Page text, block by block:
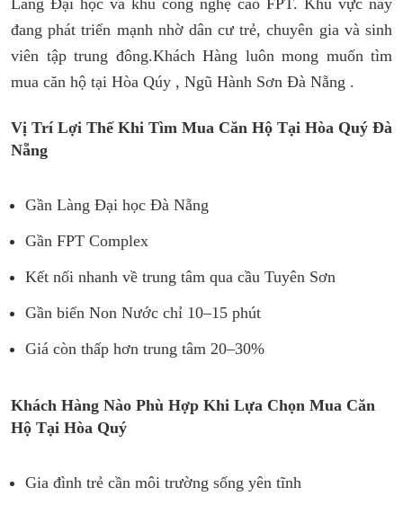
đang phát triển mạnh nhờ dân cư trẻ, chuyên gia và sinh
viên tập trung đông.Khách Hàng luôn mong muốn tìm
mua căn hộ tại Hòa Qúy , Ngũ Hành Sơn Đà Nẵng .
Vị Trí Lợi Thế Khi Tìm Mua Căn Hộ Tại Hòa Quý Đà
Nẵng
Gần Làng Đại học Đà Nẵng
Gần FPT Complex
Kết nối nhanh về trung tâm qua cầu Tuyên Sơn
Gần biển Non Nước chỉ 10–15 phút
Giá còn thấp hơn trung tâm 20–30%
Khách Hàng Nào Phù Hợp Khi Lựa Chọn Mua Căn
Hộ Tại Hòa Quý
Gia đình trẻ cần môi trường sống yên tĩnh